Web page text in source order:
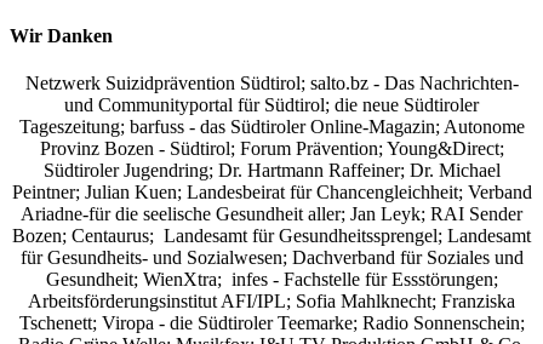
Wir Danken
Netzwerk Suizidprävention Südtirol; salto.bz - Das Nachrichten-
und Communityportal für Südtirol; die neue Südtiroler
Tageszeitung; barfuss - das Südtiroler Online-Magazin; Autonome
Provinz Bozen - Südtirol; Forum Prävention; Young&Direct;
Südtiroler Jugendring; Dr. Hartmann Raffeiner; Dr. Michael
Peintner; Julian Kuen; Landesbeirat für Chancengleichheit; Verband
Ariadne-für die seelische Gesundheit aller; Jan Leyk; RAI Sender
Bozen; Centaurus; Landesamt für Gesundheitssprengel; Landesamt
für Gesundheits- und Sozialwesen; Dachverband für Soziales und
Gesundheit; WienXtra; infes - Fachstelle für Essstörungen;
Arbeitsförderungsinstitut AFI/IPL; Sofia Mahlknecht; Franziska
Tschenett; Viropa - die Südtiroler Teemarke; Radio Sonnenschein;